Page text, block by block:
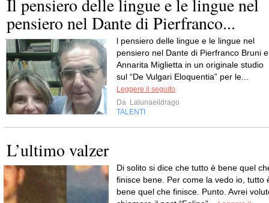
Il pensiero delle lingue e le lingue nel
pensiero nel Dante di Pierfranco...
l pensiero delle lingue e le lingue nel
pensiero nel Dante di Pierfranco Bruni e
Annarita Miglietta in un originale studio
sul “De Vulgari Eloquentia” per le...
Leggere il seguito
Da Lalunaeildrago
TALENTI
L’ultimo valzer
Di solito si dice che tutto è bene quel
finisce bene. Per come la vedo io, tutto
bene quel che finisce. Punto. Avrei